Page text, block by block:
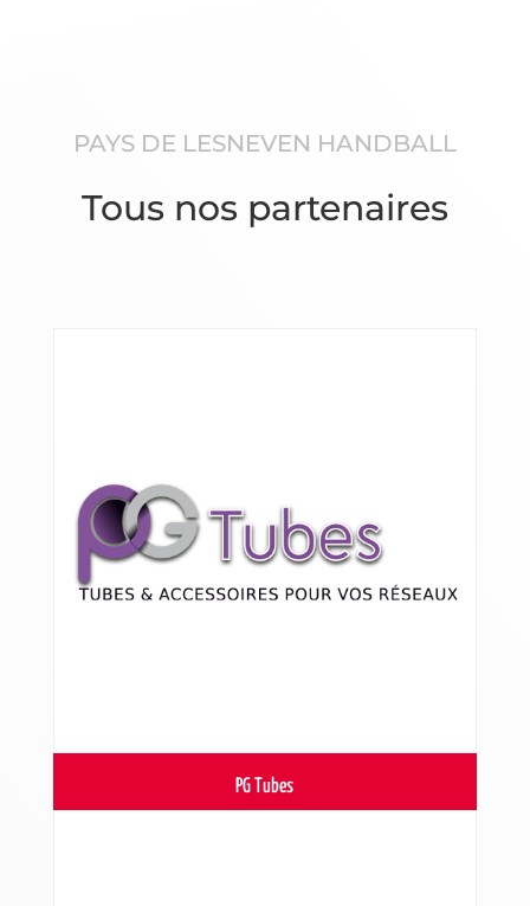
PAYS DE LESNEVEN HANDBALL
Tous nos partenaires
PG Tubes